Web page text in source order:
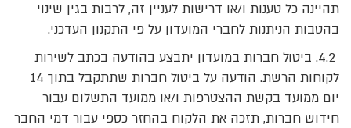
תהיינה כל טענות ו/או דרישות לעניין זה, לרבות בגין שינוי
בהטבות הניתנות לחברי המועדון על פי התקנון העדכני.
4.2. ביטול חברות במועדון יתבצע בהודעה בכתב לשירות
לקוחות הרשת. הודעה על ביטול חברות שתתקבל בתוך 14
יום ממועד בקשת ההצטרפות ו/או ממועד התשלום עבור
חידוש חברות, תזכה את הלקוח בהחזר כספי עבור דמי החבר